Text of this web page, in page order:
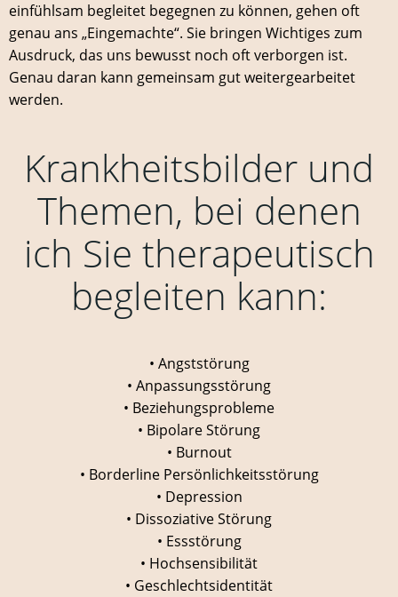
einfühlsam begleitet begegnen zu können, gehen oft
genau ans „Eingemachte“. Sie bringen Wichtiges zum
Ausdruck, das uns bewusst noch oft verborgen ist.
Genau daran kann gemeinsam gut weitergearbeitet
werden.
Krankheitsbilder und
Themen, bei denen
ich Sie therapeutisch
begleiten kann:
• Angststörung
• Anpassungsstörung
• Beziehungsprobleme
• Bipolare Störung
• Burnout
• Borderline Persönlichkeitsstörung
• Depression
• Dissoziative Störung
• Essstörung
• Hochsensibilität
• Geschlechtsidentität